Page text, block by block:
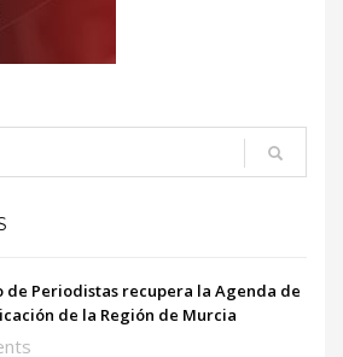
de Periodistas recupera la Agenda de
de la Región de Murcia